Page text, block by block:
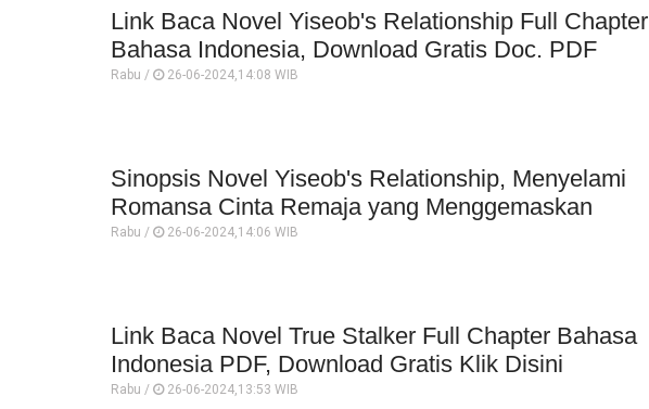
Link Baca Novel Yiseob's Relationship Full Chapter
Bahasa Indonesia, Download Gratis Doc. PDF
Rabu / 26-06-2024,14:08 WIB
Sinopsis Novel Yiseob's Relationship, Menyelami
Romansa Cinta Remaja yang Menggemaskan
Rabu / 26-06-2024,14:06 WIB
Link Baca Novel True Stalker Full Chapter Bahasa
Indonesia PDF, Download Gratis Klik Disini
Rabu / 26-06-2024,13:53 WIB